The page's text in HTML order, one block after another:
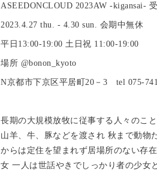
ASEEDONCLOUD 2023AW -kigansai-
2023.4.27 thu. - 4.30 sun. 会期中無休
平日13:00-19:00 土日祝 11:00-19:00
場所 @bonon_kyoto
N京都市下京区平居町20－3 tel 075-
長期の大規模放牧に従事する人々のこ
山羊、牛、豚などを渡され 秋まで動物
からは定住を望まれず居場所のない存
女 一人は世話やきでしっかり者の少女